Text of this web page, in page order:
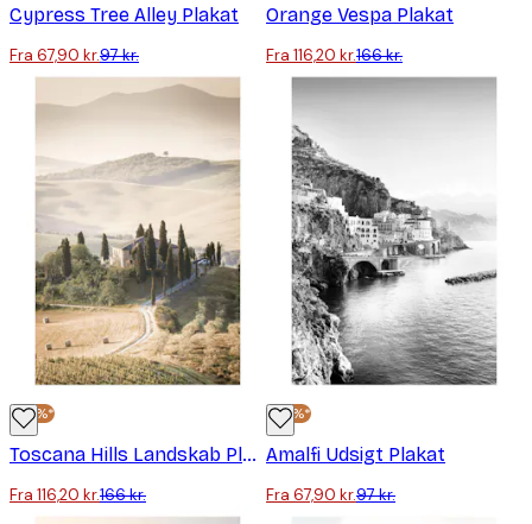
Cypress Tree Alley Plakat
Fra 67,90 kr.97 kr.
Orange Vespa Plakat
Fra 116,20 kr.166 kr.
-30%*
Toscana Hills Landskab Plakat
Fra 116,20 kr.166 kr.
-30%*
Amalfi Udsigt Plakat
Fra 67,90 kr.97 kr.